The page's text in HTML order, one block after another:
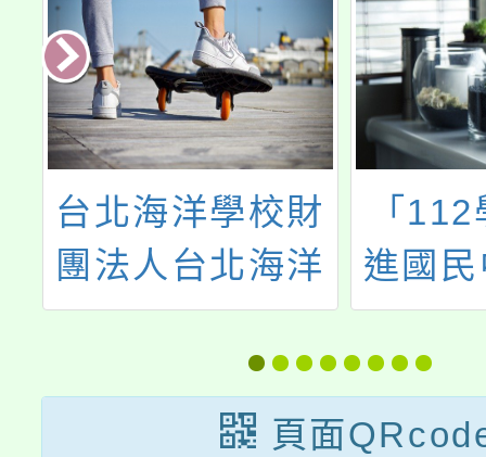
台北海洋學校財
團法人台北海洋
科技大學「海洋
資源利用」磨課
師(MOOCs)課
「
進國
師教
程品
計畫
頁面